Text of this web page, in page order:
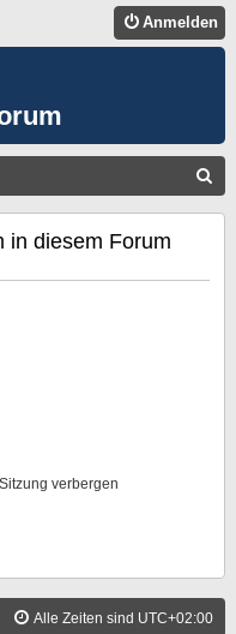
Anmelden
in diesem Forum
verbergen
Alle Zeiten sind UTC+02:00